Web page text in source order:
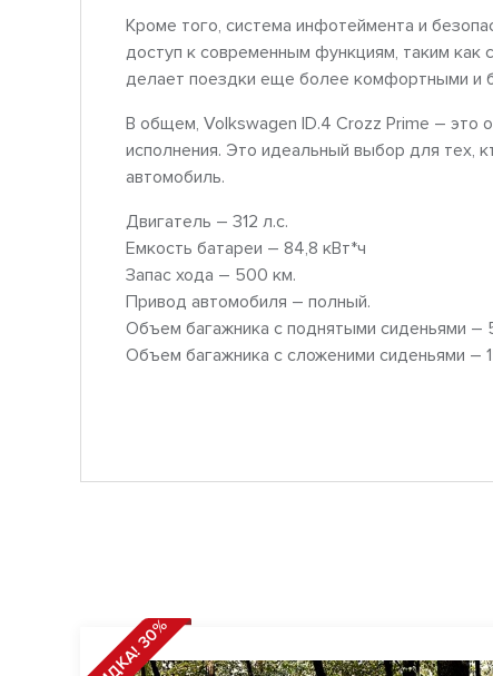
Кроме того, система инфотеймента и
доступ к современным функциям, таким как
делает поездки еще более комфортными и
В общем, Volkswagen ID.4 Crozz Prime – это
исполнения. Это идеальный выбор для тех,
автомобиль.
Двигатель – 312 л.с.
Емкость батареи – 84,8 кВт*ч
Запас хода – 500 км.
Привод автомобиля – полный.
Объем багажника с поднятыми сиденьями –
Объем багажника с сложеними сиденьями –